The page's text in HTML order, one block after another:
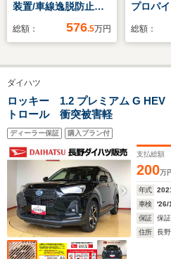
装置/車線逸脱防止支
援システム/ヘッドラ
続/ETC2.0/EBD付
ABS/横滑り防止装置/
アイドリングストップ
総額： 576.5万円
プロパ
ィショ
ー/衝突
ートヒ
パイロ
ンプ LED
総額：
ダイハツ
ロッキー 1.2 プレミアム G
トロール 衝突被害軽
ディーラー保証 購入プラン付
支払総額
200万
年式
車検
'26/
保証
保
住所
長